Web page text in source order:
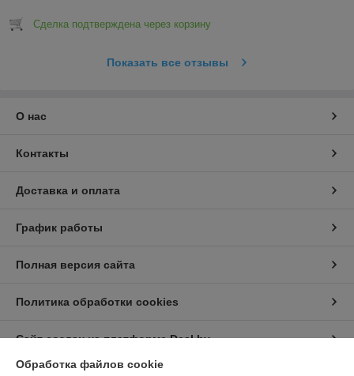
Сделка подтверждена через корзину
Показать все отзывы
О нас
Контакты
Доставка и оплата
График работы
Полная версия сайта
Политика обработки cookies
Сайт создан на платформе Deal.by
Обработка файлов cookie